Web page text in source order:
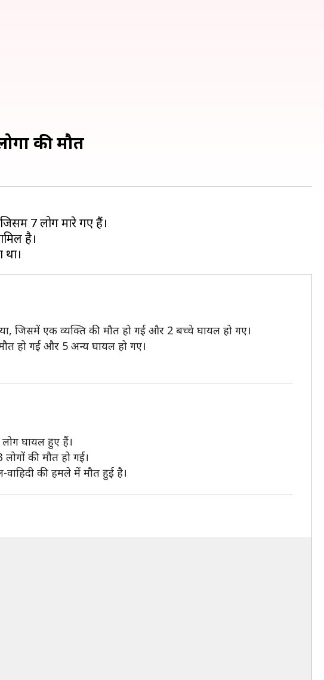
की मौत
7 लोग मारे गए हैं।
है।
जिसमें एक व्यक्ति की मौत हो गई और 2 बच्चे घायल हो गए।
हो गई और 5 अन्य घायल हो गए।
घायल हुए हैं।
की मौत हो गई।
की हमले में मौत हुई है।